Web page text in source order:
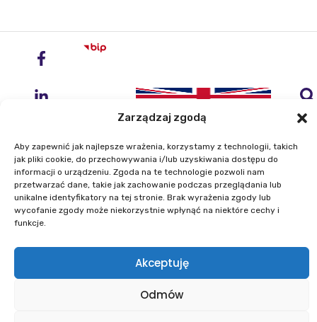
Zarządzaj zgodą
Aby zapewnić jak najlepsze wrażenia, korzystamy z technologii, takich
jak pliki cookie, do przechowywania i/lub uzyskiwania dostępu do
informacji o urządzeniu. Zgoda na te technologie pozwoli nam
przetwarzać dane, takie jak zachowanie podczas przeglądania lub
unikalne identyfikatory na tej stronie. Brak wyrażenia zgody lub
wycofanie zgody może niekorzystnie wpłynąć na niektóre cechy i
funkcje.
Akceptuję
Odmów
Instytut Geodezji i Kartografii
ul. Zygmunta Modzelewskiego 27
Telefon: +48 22 329 19 00
E-mail: igik@igik.edu.pl